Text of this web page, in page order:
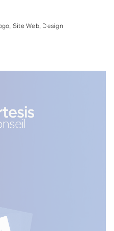
Site Web, Design